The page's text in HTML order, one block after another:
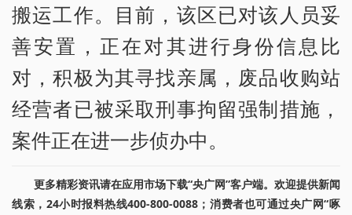
搬运工作。目前，该区已对该人员妥
善安置，正在对其进行身份信息比
对，积极为其寻找亲属，废品收购站
经营者已被采取刑事拘留强制措施，
案件正在进一步侦办中。
更多精彩资讯请在应用市场下载“央广网”客户端。欢迎提供新闻
线索，24小时报料热线400-800-0088；消费者也可通过央广网“啄